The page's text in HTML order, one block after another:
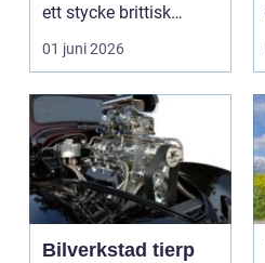
ett stycke brittisk
bilhistoria, en hob...
01 juni 2026
Bilverkstad tierp